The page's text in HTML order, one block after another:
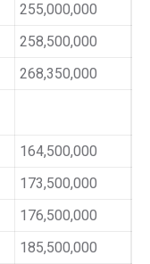
255,000,000
258,500,000
268,350,000
164,500,000
173,500,000
176,500,000
185,500,000